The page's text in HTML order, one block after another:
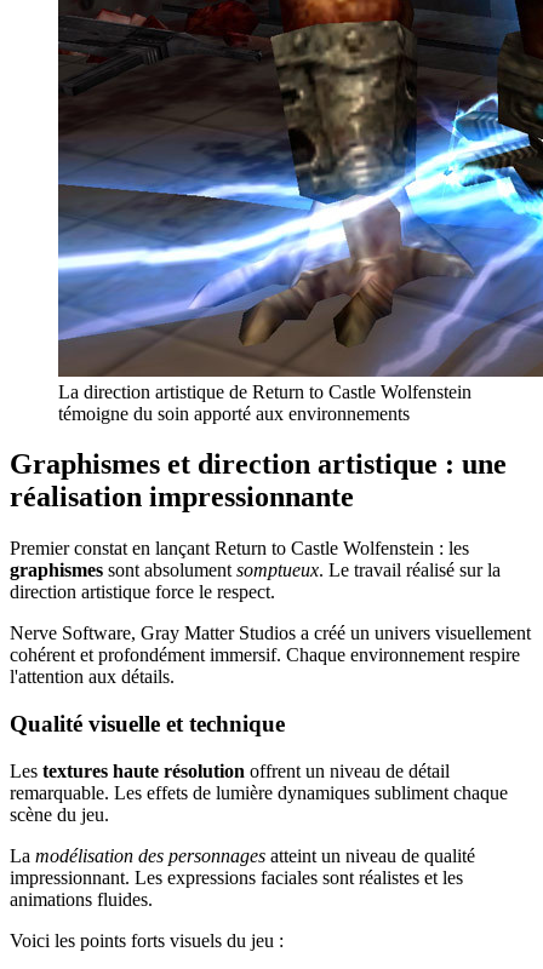
La direction artistique de Return to Castle Wolfenstein
témoigne du soin apporté aux environnements
Graphismes et direction artistique : une
réalisation impressionnante
Premier constat en lançant Return to Castle Wolfenstein : les
graphismes sont absolument somptueux. Le travail réalisé sur la
direction artistique force le respect.
Nerve Software, Gray Matter Studios a créé un univers visuellement
cohérent et profondément immersif. Chaque environnement respire
l'attention aux détails.
Qualité visuelle et technique
Les textures haute résolution offrent un niveau de détail
remarquable. Les effets de lumière dynamiques subliment chaque
scène du jeu.
La modélisation des personnages atteint un niveau de qualité
impressionnant. Les expressions faciales sont réalistes et les
animations fluides.
Voici les points forts visuels du jeu :